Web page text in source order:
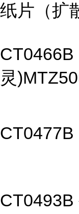
纸片（扩
CT0466B
灵
CT0477B
CT0493B